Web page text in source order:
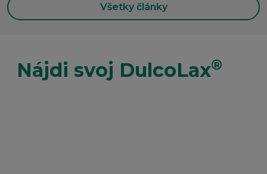
Všetky články
Nájdi svoj DulcoLax®